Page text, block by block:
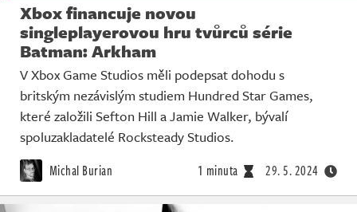
Xbox financuje novou
singleplayerovou hru tvůrců série
Batman: Arkham
V Xbox Game Studios měli podepsat dohodu s
britským nezávislým studiem Hundred Star Games,
které založili Sefton Hill a Jamie Walker, bývalí
spoluzakladatelé Rocksteady Studios.
Michal Burian 1 minuta 29. 5. 2024